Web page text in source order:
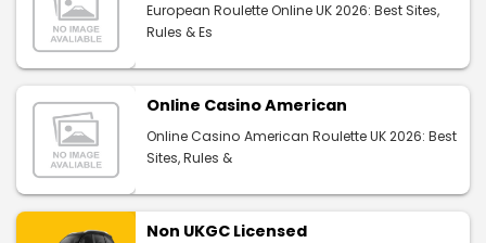
European Roulette Online UK 2026: Best Sites,
Rules & Es
Online Casino American
Online Casino American Roulette UK 2026: Best
Sites, Rules &
Non UKGC Licensed